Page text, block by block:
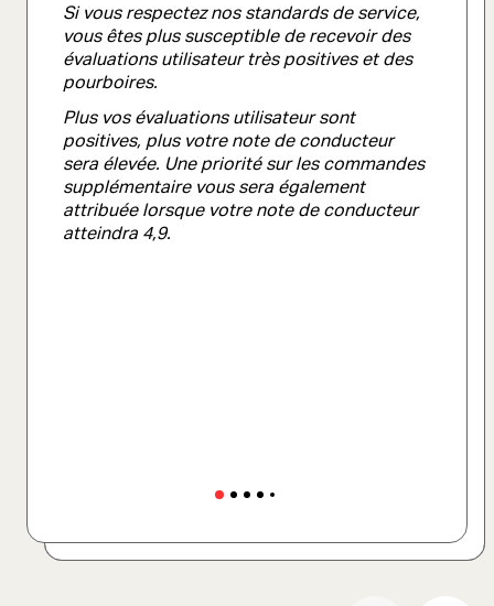
Si vous respectez nos standards de service,
vous êtes plus susceptible de recevoir des
évaluations utilisateur très positives et des
pourboires.
Plus vos évaluations utilisateur sont
positives, plus votre note de conducteur
sera élevée. Une priorité sur les commandes
supplémentaire vous sera également
attribuée lorsque votre note de conducteur
atteindra 4,9.
La priorité sur les commandes est calculée
en points.
Vous pouvez gagner des points de priorité
supplémentaires si:
- votre véhicule arbore la marque ou que
vous utilisez un lumineux